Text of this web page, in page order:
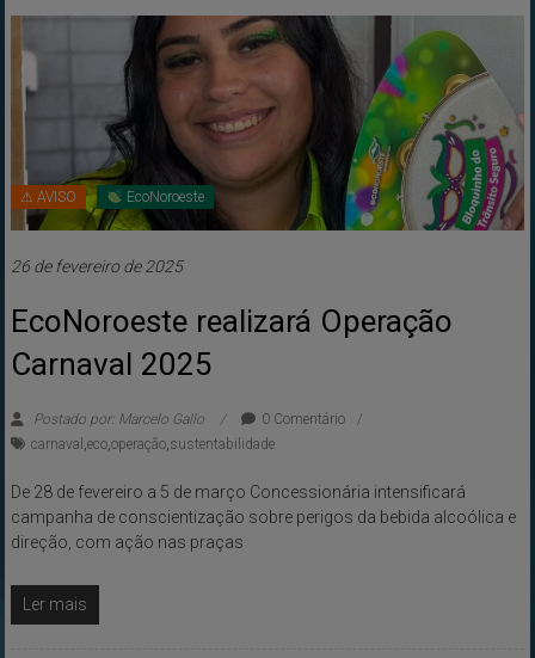
⚠ AVISO EcoNoroeste
26 de fevereiro de 2025
EcoNoroeste realizará Operação
Carnaval 2025
Postado por: Marcelo Gallo
0 Comentário
carnaval ,eco,operação,sustentabilidade
De 28 de fevereiro a 5 de março Concessionária intensificará
campanha de conscientização sobre perigos da bebida alcoólica e
direção, com ação nas praças
Ler mais